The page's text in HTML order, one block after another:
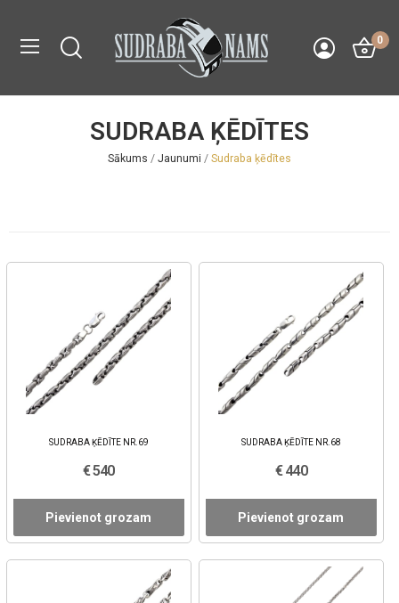
0
SUDRABA ĶĒDĪTES
Sākums Jaunumi Sudraba ķēdītes
SUDRABA ĶĒDĪTE NR.69
€ 540
Pievienot grozam
SUDRABA ĶĒDĪTE NR.68
€ 440
Pievienot grozam